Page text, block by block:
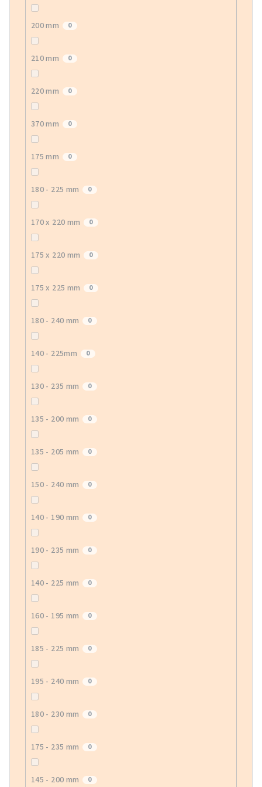
200 mm 0
210 mm 0
220 mm 0
370 mm 0
175 mm 0
180 - 225 mm 0
170 x 220 mm 0
175 x 220 mm 0
175 x 225 mm 0
180 - 240 mm 0
140 - 225mm 0
130 - 235 mm 0
135 - 200 mm 0
135 - 205 mm 0
150 - 240 mm 0
140 - 190 mm 0
190 - 235 mm 0
140 - 225 mm 0
160 - 195 mm 0
185 - 225 mm 0
195 - 240 mm 0
180 - 230 mm 0
175 - 235 mm 0
145 - 200 mm 0